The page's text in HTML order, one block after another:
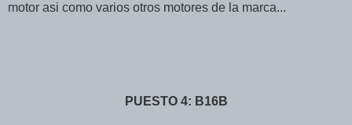
motor asi como varios otros motores de la marca...
PUESTO 4: B16B